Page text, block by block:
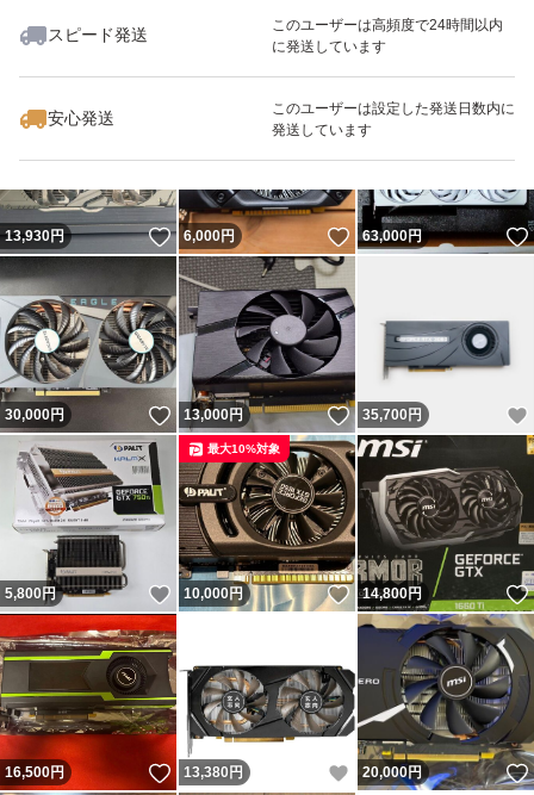
スピード発送
このユーザーは高頻度で24時間以内
に発送しています
安心発送
このユーザーは設定した発送日数内に
発送しています
いいね！
5,000
13,930円 いいね！
6,000円 いいね！
63,000円
30,000円 いいね！
13,000円 いいね！
35,700 円
5,800円 いいね！
10,000円 いいね！
最大10%対象
14,800円
16,500円 いいね！
13,380 円 いいね！
20,000円